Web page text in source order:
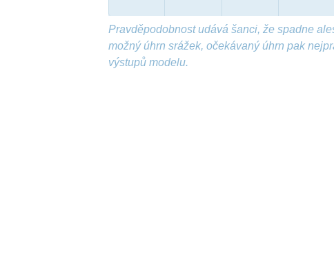
Pravděpodobnost udává šanci, že spadne
možný úhrn srážek, očekávaný úhrn pak
výstupů modelu.